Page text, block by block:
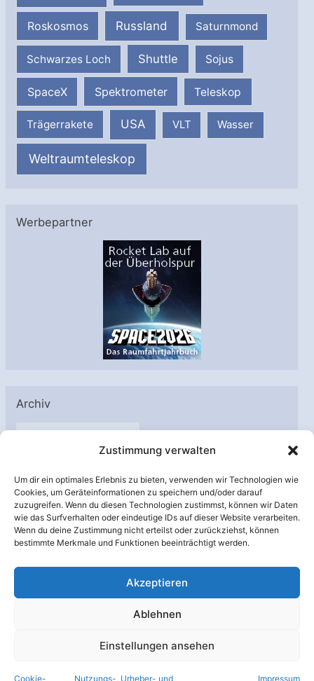
Zustimmung verwalten
Um dir ein optimales Erlebnis zu bieten, verwenden wir Technologien wie
Cookies, um Geräteinformationen zu speichern und/oder darauf
zuzugreifen. Wenn du diesen Technologien zustimmst, können wir Daten
wie das Surfverhalten oder eindeutige IDs auf dieser Website verarbeiten.
Wenn du deine Zustimmung nicht erteilst oder zurückziehst, können
bestimmte Merkmale und Funktionen beeinträchtigt werden.
Akzeptieren
Ablehnen
Einstellungen ansehen
Cookie- Nutzungs-, Urheber- und Impressum
Roskosmos Russland Saturnmond
Schwarzes Loch Shuttle Sojus
SpaceX Spektrometer Teleskop
Trägerrakete USA VLT Wasser
Weltraumteleskop
Werbepartner
Archiv
A
h
i
v
Unterstützt von: